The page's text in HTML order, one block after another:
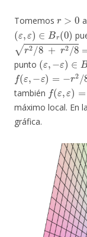
Tomemos
(ε,ε)∈Br(0 )
r2/8+r2/8=r/2<
punto
(ε − ) ∈ Br (0
f(ε,−ε )=− 2/8<0
también
(ε = 2
máximo local. En
gráfica.